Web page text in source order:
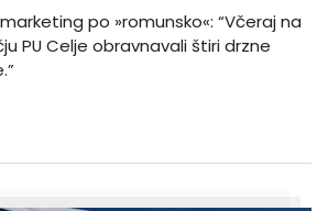
po »romunsko«: “Včeraj na
PU Celje obravnavali štiri drzne